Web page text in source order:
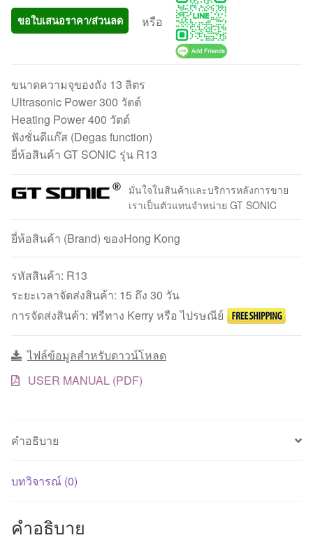
ขอใบเสนอราคา/ส่วนลด หรือ
ขนาดความจุของถัง 13 ลิตร
Ultrasonic Power 300 วัตต์
Heating Power 400 วัตต์
ฟังชั่นดีแก๊ส (Degas function)
ยี่ห้อสินค้า GT SONIC รุ่น R13
มั่นใจในสินค้าและบริการหลังการขาย
เราเป็นตัวแทนจำหน่าย GT SONIC
ยี่ห้อสินค้า (Brand) ของHong Kong
รหัสสินค้า: R13
ระยะเวลาจัดส่งสินค้า: 15 ถึง 30 วัน
การจัดส่งสินค้า: ฟรีทาง Kerry หรือ ไปรษณีย์
ไฟล์ข้อมูลสำหรับดาวน์โหลด
USER MANUAL (PDF)
คำอธิบาย
บทวิจารณ์ (0)
คำอธิบาย